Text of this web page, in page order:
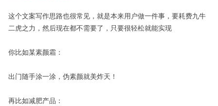
这个文案写作思路也很常见，就是本来用户做一件事，要耗费九牛
二虎之力，然后现在都不需要了，只要很轻松就能实现
你比如某素颜霜：
出门随手涂一涂，伪素颜就美炸天！
再比如减肥产品：